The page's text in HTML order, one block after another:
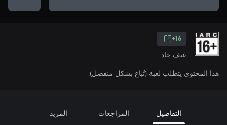
16+
عنف حاد
هذا المحتوى يتطلب لعبة (تُباع بشكل منفصل).
التفاصيل المراجعات المزيد